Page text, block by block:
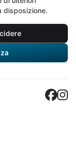
disposizione.